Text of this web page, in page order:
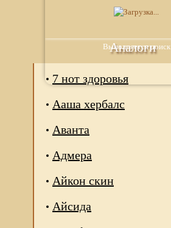
Выполняется поиск
Аналоги
7 нот здоровья
Ааша хербалс
Аванта
Адмера
Айкон скин
Айсида